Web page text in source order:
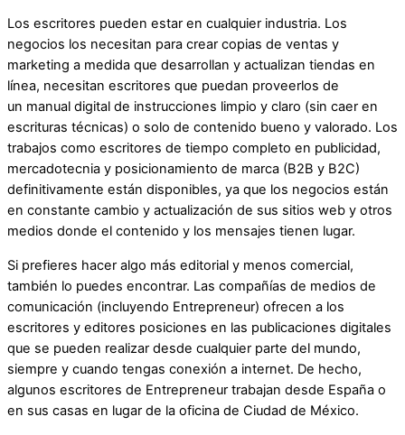
Los escritores pueden estar en cualquier industria. Los
negocios los necesitan para crear copias de ventas y
marketing a medida que desarrollan y actualizan tiendas en
línea, necesitan escritores que puedan proveerlos de
un manual digital de instrucciones limpio y claro (sin caer en
escrituras técnicas) o solo de contenido bueno y valorado. Los
trabajos como escritores de tiempo completo en publicidad,
mercadotecnia y posicionamiento de marca (B2B y B2C)
definitivamente están disponibles, ya que los negocios están
en constante cambio y actualización de sus sitios web y otros
medios donde el contenido y los mensajes tienen lugar.
Si prefieres hacer algo más editorial y menos comercial,
también lo puedes encontrar. Las compañías de medios de
comunicación (incluyendo Entrepreneur) ofrecen a los
escritores y editores posiciones en las publicaciones digitales
que se pueden realizar desde cualquier parte del mundo,
siempre y cuando tengas conexión a internet. De hecho,
algunos escritores de Entrepreneur trabajan desde España o
en sus casas en lugar de la oficina de Ciudad de México.